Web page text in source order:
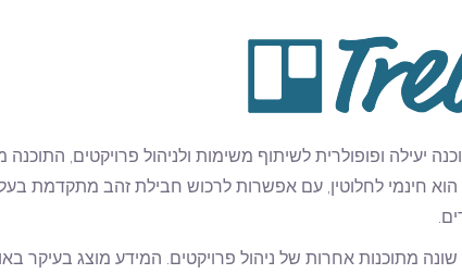
יעילה ופופולרית לשיתוף משימות ולניהול פרויקטים,
שונה מתוכנות אחרות של ניהול פרויקטים. המידע מוצג בעיקר